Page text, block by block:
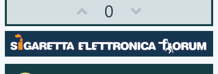
p
v
o
0
o
w
n